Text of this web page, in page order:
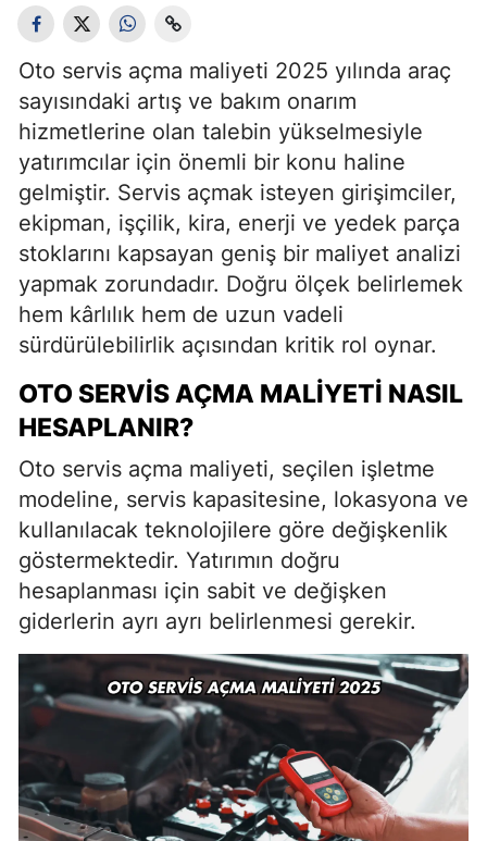
Oto servis açma maliyeti 2025 yılında araç
sayısındaki artış ve bakım onarım
hizmetlerine olan talebin yükselmesiyle
yatırımcılar için önemli bir konu haline
gelmiştir. Servis açmak isteyen girişimciler,
ekipman, işçilik, kira, enerji ve yedek parça
stoklarını kapsayan geniş bir maliyet analizi
yapmak zorundadır. Doğru ölçek belirlemek
hem kârlılık hem de uzun vadeli
sürdürülebilirlik açısından kritik rol oynar.
OTO SERVIS AÇMA MALIYETI NASIL
HESAPLANIR?
Oto servis açma maliyeti, seçilen işletme
modeline, servis kapasitesine, lokasyona ve
kullanılacak teknolojilere göre değişkenlik
göstermektedir. Yatırımın doğru
hesaplanması için sabit ve değişken
giderlerin ayrı ayrı belirlenmesi gerekir.